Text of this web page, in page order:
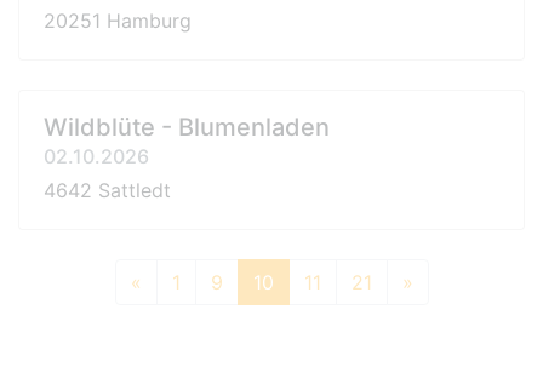
20251 Hamburg
Wildblüte - Blumenladen
02.10.2026
4642 Sattledt
« 1 9 10 11 21 »